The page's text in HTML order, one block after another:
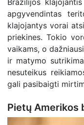
apgyvendintas
klajojantys vorai
priekines. Tokio
vaikams, o
ir matymo
nesuteikus
gali pasibaigti
Pietų Amerikos